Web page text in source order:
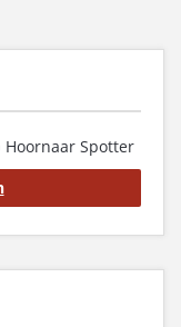
Spotter